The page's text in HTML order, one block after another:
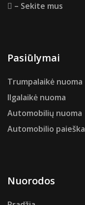
– Sekite mus
Pasiūlymai
Trumpalaikė nuoma
Ilgalaikė nuoma
Automobilių nuoma
Automobilio paieška
Nuorodos